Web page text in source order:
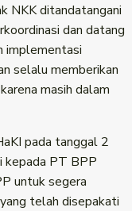
NKK ditandatangani
dan datang
implementasi
selalu memberikan
masih dalam
pada tanggal 2
kepada PT BPP
untuk segera
telah disepakati